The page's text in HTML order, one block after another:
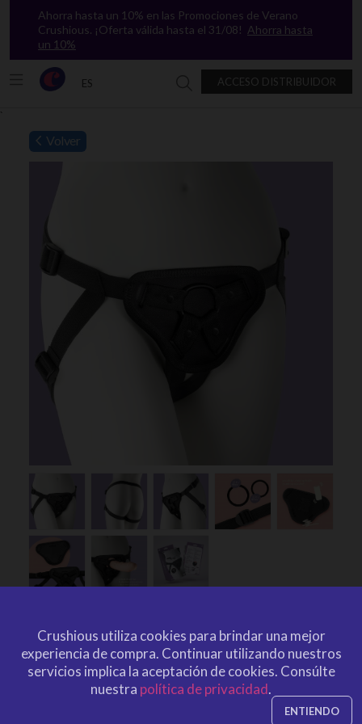
`
Ahorra hasta un 10% en las Promociones de Verano
Crushious. ¡Oferta válida hasta el 31/08! Ahorra hasta
un 10%
ES ACCESO DISTRIBUIDOR
Buscar en Crushious
Volver
ARNÉS UNIVERSAL SNAP
STRAP CRUSHIOUS
porCRUSHIOUS
EAN: 799632354277
Crushious utiliza cookies para brindar una mejor
experiencia de compra. Continuar utilizando nuestros
servicios implica la aceptación de cookies. Consúlte
nuestra política de privacidad.
ENTIENDO